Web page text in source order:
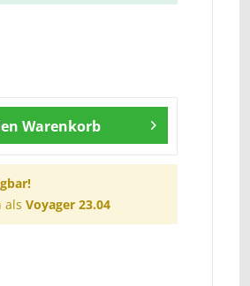
Warenkorb
als Voyager 23.04